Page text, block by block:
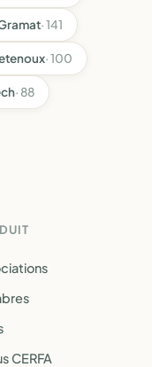
· 141
· 100
· 88
CERFA